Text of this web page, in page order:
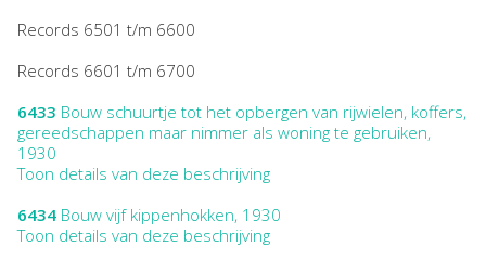
Records 6501 t/m 6600
Records 6601 t/m 6700
6433 Bouw schuurtje tot het opbergen van rijwielen, koffers,
gereedschappen maar nimmer als woning te gebruiken,
1930
Toon details van deze beschrijving
6434 Bouw vijf kippenhokken, 1930
Toon details van deze beschrijving